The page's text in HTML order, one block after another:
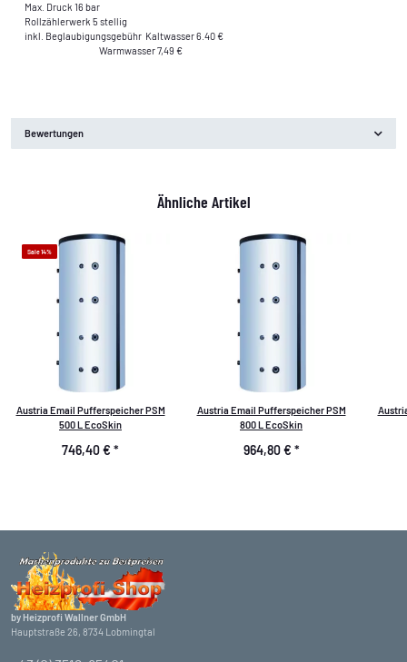
Max. Druck 16 bar
Rollzählerwerk 5 stellig
inkl. Beglaubigungsgebühr Kaltwasser 6.40 €
Warmwasser 7,49 €
Bewertungen
Ähnliche Artikel
Sale 14%
Austria Email Pufferspeicher PSM
500 L EcoSkin
746,40 € *
Austria Email Pufferspeicher PSM
800 L EcoSkin
964,80 € *
by Heizprofi Wallner GmbH
Hauptstraße 26, 8734 Lobmingtal